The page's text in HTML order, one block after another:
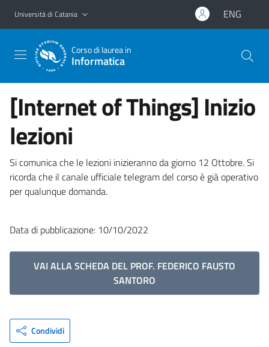
Vai al contenuto principale
Vai al menu di navigazione
Università di Catania ENG
Corso di laurea in
Informatica
[Internet of Things] Inizio
lezioni
Si comunica che le lezioni inizieranno da giorno 12 Ottobre. Si
ricorda che il canale ufficiale telegram del corso è già operativo
per qualunque domanda.
Data di pubblicazione: 10/10/2022
VAI ALLA SCHEDA DEL PROF. FEDERICO FAUSTO
SANTORO
Condividi